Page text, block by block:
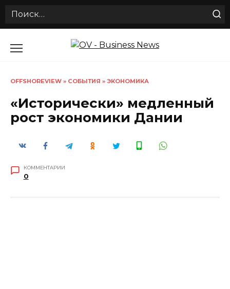
Search
OFFSHOREVIEW » СОБЫТИЯ » ЭКОНОМИКА
«Исторически» медленный
рост экономики Дании
КОММЕНТАРИИ
0